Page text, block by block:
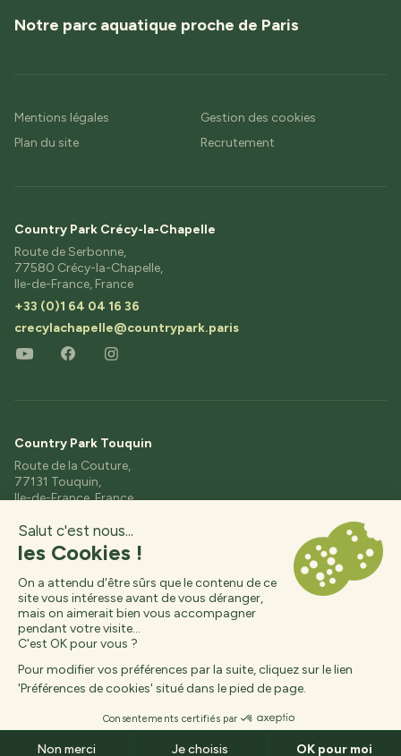
Notre parc aquatique proche de Paris
Mentions légales
Gestion des cookies
Plan du site
Recrutement
Country Park Crécy-la-Chapelle
Route de Serbonne,
77580 Crécy-la-Chapelle,
Ile-de-France, France
+33 (0)1 64 04 16 36
crecylachapelle@countrypark.paris
Country Park Touquin
Route de la Couture,
77131 Touquin,
Ile-de-France, France
contact@etangs-fleuris.com
© 2026, Country Park, Réalisation :